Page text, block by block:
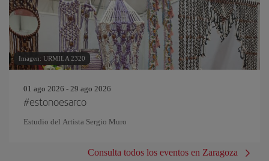
Imagen: URMILA 2320
01 ago 2026 - 29 ago 2026
#estonoesarco
Estudio del Artista Sergio Muro
Consulta todos los eventos en Zaragoza